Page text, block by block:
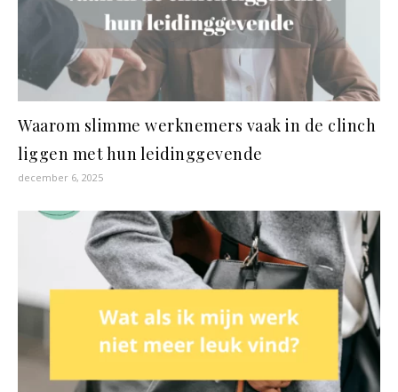
Waarom slimme werknemers vaak in de clinch
liggen met hun leidinggevende
december 6, 2025